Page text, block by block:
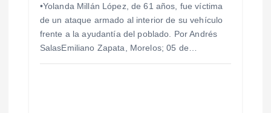
•Yolanda Millán López, de 61 años, fue víctima
de un ataque armado al interior de su vehículo
frente a la ayudantía del poblado. Por Andrés
SalasEmiliano Zapata, Morelos; 05 de…